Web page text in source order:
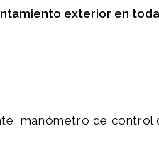
exterior en
manómetro de control